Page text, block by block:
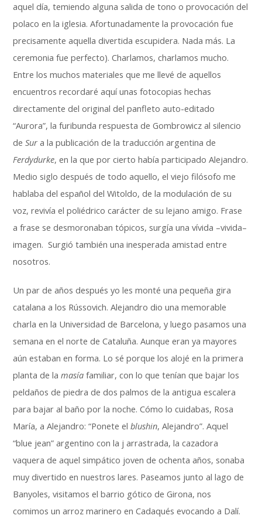
aquel día, temiendo alguna salida de tono o provocación del
polaco en la iglesia. Afortunadamente la provocación fue
precisamente aquella divertida escupidera. Nada más. La
ceremonia fue perfecto). Charlamos, charlamos mucho.
Entre los muchos materiales que me llevé de aquellos
encuentros recordaré aquí unas fotocopias hechas
directamente del original del panfleto auto-editado
“Aurora”, la furibunda respuesta de Gombrowicz al silencio
deSur a la publicación de la traducción argentina de
Ferdydurke, en la que por cierto había participado Alejandro.
Medio siglo después de todo aquello, el viejo filósofo me
hablaba del español del Witoldo, de la modulación de su
voz, revivía el poliédrico carácter de su lejano amigo. Frase
a frase se desmoronaban tópicos, surgía una vívida –vivida–
imagen. Surgió también una inesperada amistad entre
nosotros.
Un par de años después yo les monté una pequeña gira
catalana a los Rússovich. Alejandro dio una memorable
charla en la Universidad de Barcelona, y luego pasamos una
semana en el norte de Cataluña. Aunque eran ya mayores
aún estaban en forma. Lo sé porque los alojé en la primera
planta de lamasía familiar, con lo que tenían que bajar los
peldaños de piedra de dos palmos de la antigua escalera
para bajar al baño por la noche. Cómo lo cuidabas, Rosa
María, a Alejandro: “Ponete elblushin, Alejandro”. Aquel
“blue jean” argentino con la j arrastrada, la cazadora
vaquera de aquel simpático joven de ochenta años, sonaba
muy divertido en nuestros lares. Paseamos junto al lago de
Banyoles, visitamos el barrio gótico de Girona, nos
comimos un arroz marinero en Cadaqués evocando a Dalí.